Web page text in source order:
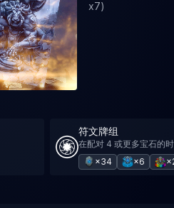
x7)
符文牌组
在配对 4 或更多宝石的
×34
×6